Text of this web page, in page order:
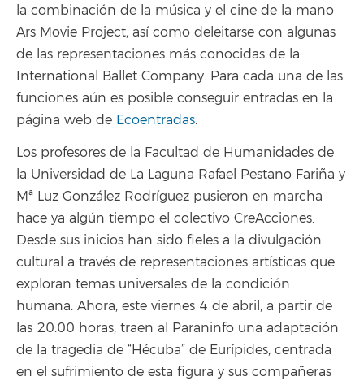
la combinación de la música y el cine de la mano
Ars Movie Project, así como deleitarse con algunas
de las representaciones más conocidas de la
International Ballet Company. Para cada una de las
funciones aún es posible conseguir entradas en la
página web de Ecoentradas.
Los profesores de la Facultad de Humanidades de
la Universidad de La Laguna Rafael Pestano Fariña y
Mª Luz González Rodríguez pusieron en marcha
hace ya algún tiempo el colectivo CreAcciones.
Desde sus inicios han sido fieles a la divulgación
cultural a través de representaciones artísticas que
exploran temas universales de la condición
humana. Ahora, este viernes 4 de abril, a partir de
las 20:00 horas, traen al Paraninfo una adaptación
de la tragedia de “Hécuba” de Eurípides, centrada
en el sufrimiento de esta figura y sus compañeras